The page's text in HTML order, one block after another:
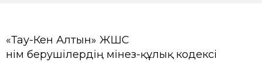
«Тау-Кен Алтын» ЖШС
Өнім берушілердің мінез-құлық кодексі